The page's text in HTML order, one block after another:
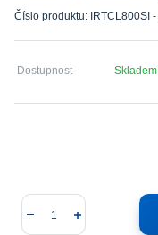
Číslo produktu: IRTCL800SI -
Dostupnost